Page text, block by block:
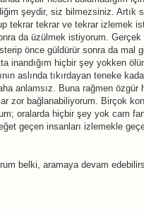
şeydir, siz bilmezsiniz. Artık
tekrar tekrar ve tekrar izlemek
da üzülmek istiyorum.
önce güldürür sonra da mal
inandığım hiçbir şey yokken
aslında tıkırdayan teneke
anlamsız. Buna rağmen özgür
zor bağlanabiliyorum. Birçok
oralarda hiçbir şey yok cam
geçen insanları izlemekle
belki, aramaya devam